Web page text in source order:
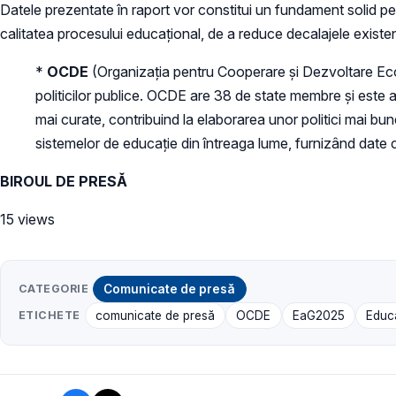
Datele prezentate în raport vor constitui un fundament solid
calitatea procesului educațional, de a reduce decalajele
* OCDE (Organizația pentru Cooperare și Dezvoltare
politicilor publice. OCDE are 38 de state membre și
mai curate, contribuind la elaborarea unor politici mai
sistemelor de educație din întreaga lume, furnizând
BIROUL DE PRESĂ
15 views
CATEGORIE Comunicate de presă
ETICHETE comunicate de presă OCDE EaG2025